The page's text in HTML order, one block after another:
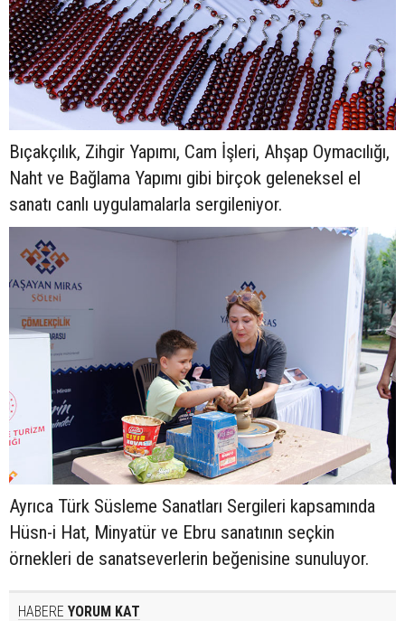
Bıçakçılık, Zihgir Yapımı, Cam İşleri, Ahşap Oymacılığı,
Naht ve Bağlama Yapımı gibi birçok geleneksel el
sanatı canlı uygulamalarla sergileniyor.
Ayrıca Türk Süsleme Sanatları Sergileri kapsamında
Hüsn-i Hat, Minyatür ve Ebru sanatının seçkin
örnekleri de sanatseverlerin beğenisine sunuluyor.
HABERE YORUM KAT